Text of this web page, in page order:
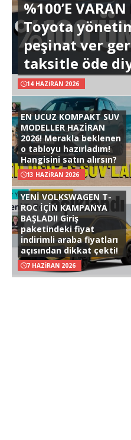
%100’E
Toyota
peşinat ver
taksitle öde
14 HAZIRAN 2026
EN UCUZ KOMPAKT SUV
MODELLER HAZİRAN
2026! Merakla beklenen
o tabloyu hazırladım!
Hangisini satın alırsın?
13 HAZIRAN 2026
YENİ VOLKSWAGEN T-
ROC İÇİN KAMPANYA
BAŞLADI! Giriş
paketindeki fiyat
indirimli araba fiyatları
açısından dikkat çekti!
7 HAZIRAN 2026